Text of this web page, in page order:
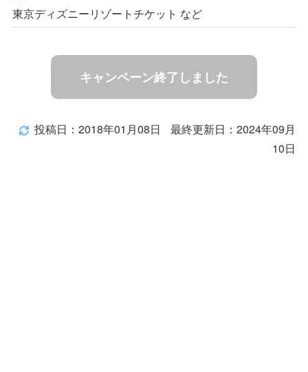
東京ディズニーリゾートチケット など
キャンペーン終了しました
投稿日：2018年01月08日
最終更新日：2024年09月
10日